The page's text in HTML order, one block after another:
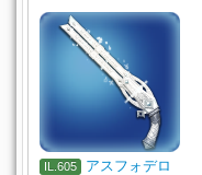
IL.605
アスフォデロ